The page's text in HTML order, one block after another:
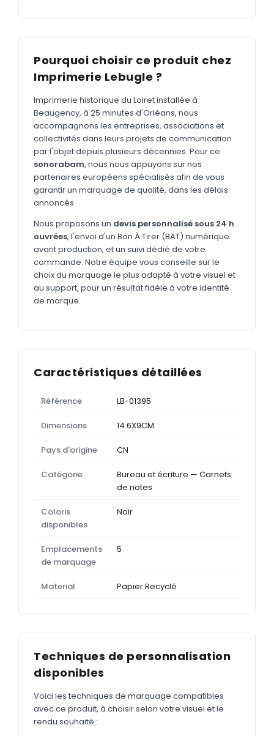
Sacs & voyages
Verres & déjeuner
Technologie
Vêtements
Outils & porte-clés
Cuisine
Pourquoi choisir ce produit chez
Imprimerie Lebugle ?
Imprimerie historique du Loiret installée à
Beaugency, à 25 minutes d'Orléans, nous
accompagnons les entreprises, associations et
collectivités dans leurs projets de communication
par l'objet depuis plusieurs décennies. Pour ce
sonorabam, nous nous appuyons sur nos
partenaires européens spécialisés afin de vous
garantir un marquage de qualité, dans les délais
annoncés.
Nous proposons un devis personnalisé sous 24 h
ouvrées, l'envoi d'un Bon À Tirer (BAT) numérique
avant production, et un suivi dédié de votre
commande. Notre équipe vous conseille sur le
choix du marquage le plus adapté à votre visuel et
au support, pour un résultat fidèle à votre identité
de marque.
Caractéristiques détaillées
Référence LB-01395
Dimensions 14.6X9CM
Pays d'origine CN
Catégorie
Bureau et écriture — Carnets
de notes
Coloris
disponibles
Noir
Emplacements
de marquage
5
Material Papier Recyclé
Techniques de personnalisation
disponibles
Voici les techniques de marquage compatibles
avec ce produit, à choisir selon votre visuel et le
rendu souhaité :